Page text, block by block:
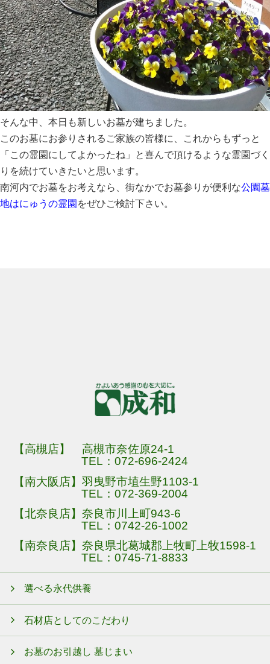
そんな中、本日も新しいお墓が建ちました。
このお墓にお参りされるご家族の皆様に、これからもずっと
「この霊園にしてよかったね」と喜んで頂けるような霊園づく
りを続けていきたいと思います。
南河内でお墓をお考えなら、街なかでお墓参りが便利な公園墓
地はにゅうの霊園 をぜひご検討下さい。
【高槻店】 高槻市奈佐原24-1
TEL：072-696-2424
【南大阪店】羽曳野市埴生野1103-1
TEL：072-369-2004
【北奈良店】奈良市川上町943-6
TEL：0742-26-1002
【南奈良店】奈良県北葛城郡上牧町上牧1598-1
TEL：0745-71-8833
選べる永代供養
石材店としてのこだわり
お墓のお引越し 墓じまい